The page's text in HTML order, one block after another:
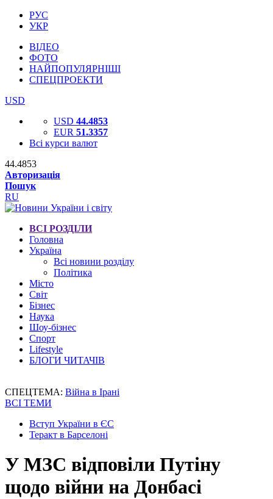
РУС
УКР
ВІДЕО
ФОТО
НАЙПОПУЛЯРНІШІ
СПЕЦПРОЕКТИ
USD
USD 44.4853
EUR 51.3357
Всі курси валют
44.4853
Авторизація
Пошук
RU
ВСІ РОЗДІЛИ
Головна
Україна
Всі новини розділу
Політика
Місто
Світ
Бізнес
Наука
Шоу-бізнес
Спорт
Lifestyle
БЛОГИ ЧИТАЧІВ
СПЕЦТЕМА: Війна в Ірані
ВСІ ТЕМИ
Вступ України в ЄС
Теракт в Барселоні
У МЗС відповіли Путіну
щодо війни на Донбасі